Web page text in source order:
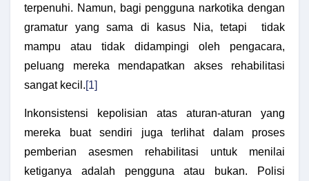
terpenuhi. Namun, bagi pengguna narkotika dengan
gramatur yang sama di kasus Nia, tetapi tidak
mampu atau tidak didampingi oleh pengacara,
peluang mereka mendapatkan akses rehabilitasi
sangat kecil.[1]
Inkonsistensi kepolisian atas aturan-aturan yang
mereka buat sendiri juga terlihat dalam proses
pemberian asesmen rehabilitasi untuk menilai
ketiganya adalah pengguna atau bukan. Polisi